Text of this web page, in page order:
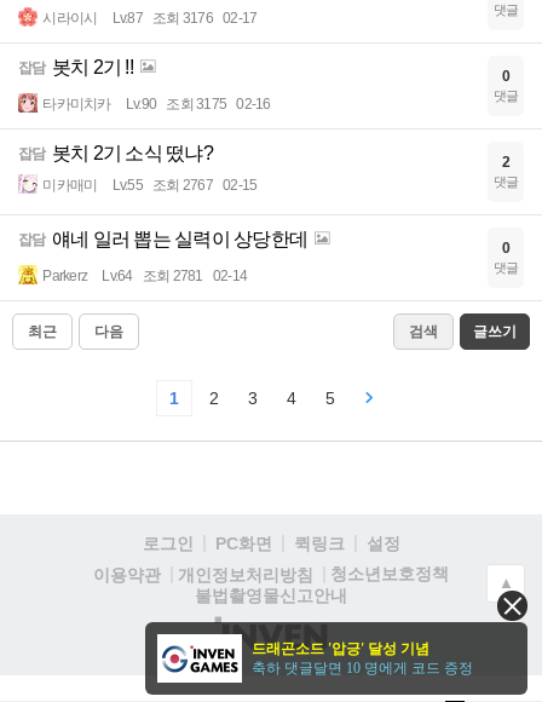
시라이시 Lv.87 조회 3176 02-17 댓글
잡담 봇치 2기 !!
타카미치카 Lv.90 조회 3175 02-16
0
댓글
잡담 봇치 2기 소식 떴냐?
미카매미 Lv.55 조회 2767 02-15
2
댓글
잡담 얘네 일러 뽑는 실력이 상당한데
Parkerz Lv.64 조회 2781 02-14
0
댓글
최근 다음 검색 글쓰기
1 2 3 4 5
로그인 PC화면 퀵링크
설정
이용약관
개인정보처리방침
청소년보호정책
불법촬영물신고안내
(주)
인
벤
▲
드래곤소드 '압긍' 달성 기념
축하 댓글달면 10 명에게 코드 증정